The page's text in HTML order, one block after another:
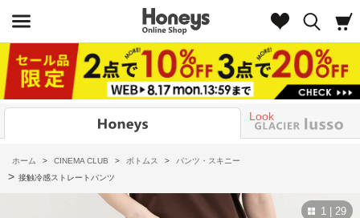
Look
ホーム > CINEMA CLUB > ボトムス > パンツ・スキニー
> 接触冷感ストレートパンツ
1 | 29